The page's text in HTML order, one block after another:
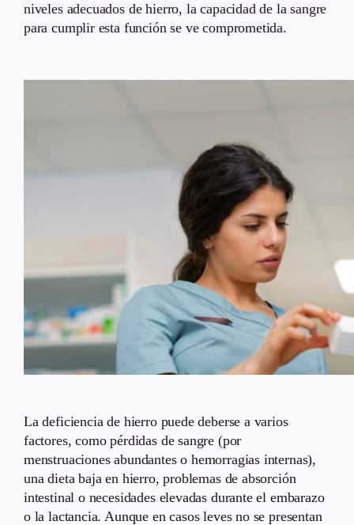
niveles adecuados de hierro, la capacidad de la sangre
para cumplir esta función se ve comprometida.
La deficiencia de hierro puede deberse a varios
factores, como pérdidas de sangre (por
menstruaciones abundantes o hemorragias internas),
una dieta baja en hierro, problemas de absorción
intestinal o necesidades elevadas durante el embarazo
o la lactancia. Aunque en casos leves no se presentan